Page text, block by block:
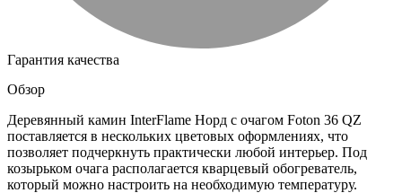
Гарантия качества
Обзор
Деревянный камин InterFlame Норд с очагом Foton 36 QZ
поставляется в нескольких цветовых оформлениях, что
позволяет подчеркнуть практически любой интерьер. Под
козырьком очага располагается кварцевый обогреватель,
который можно настроить на необходимую температуру.